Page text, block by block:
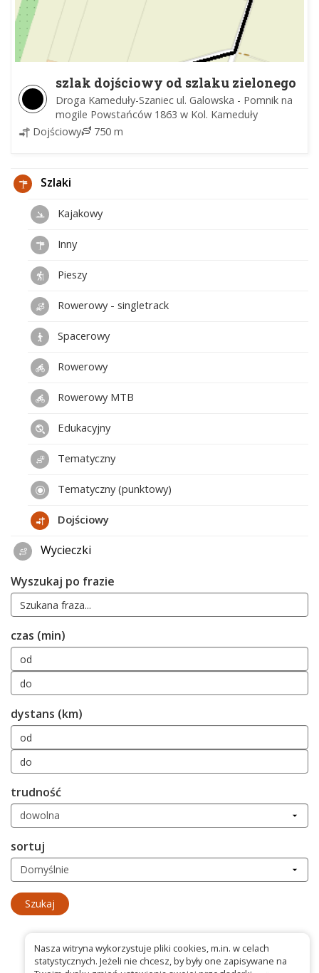
szlak dojściowy od szlaku zielonego
do pomnika na mogile Powstańców
1863 w Kol. Kameduły
Droga Kameduły-Szaniec ul. Galowska - Pomnik na
mogile Powstańców 1863 w Kol. Kameduły
Dojściowy
750 m
Szlaki
Kajakowy
Inny
Pieszy
Rowerowy - singletrack
Spacerowy
Rowerowy
Rowerowy MTB
Edukacyjny
Tematyczny
Tematyczny (punktowy)
Dojściowy
Wycieczki
Wyszukaj po frazie
czas (min)
dystans (km)
trudność
sortuj
Nasza witryna wykorzystuje pliki cookies, m.in. w celach
statystycznych. Jeżeli nie chcesz, by były one zapisywane na